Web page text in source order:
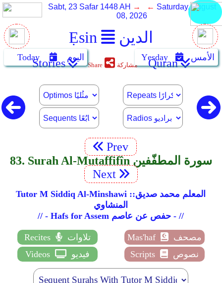
Ẹsin الدين
Sabt, 23 Safar 1448 AH → ← Saturday, August
08, 2026
Today اليوم Yẹsday الأمس Stories Share مشاركة Quran
Prev
83. Surah Al-Mutaffifîn سورة المطفّفين
Next
Tutor M Siddiq Al-Minshawi ::المعلم محمد صديق
المنشاوي
// - Hafs for Assem حفص عن عاصم - //
Recites تلاوات Mas'haf
مصحف
Videos
فيديو Scripts نصوص